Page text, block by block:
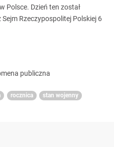
Polsce. Dzień ten został
Rzeczypospolitej Polskiej 6
publiczna
rocznica stan wojenny